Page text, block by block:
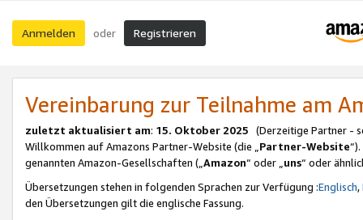
Anmelden oder Registrieren
Vereinbarung zur Teilnahme am
zuletzt aktualisiert am: 15. Oktober 2025 (Derzeitige Partner -
Willkommen auf Amazons Partner-Website (die „Partner-Website
genannten Amazon-Gesellschaften („Amazon“ oder „uns“ oder
Übersetzungen stehen in folgenden Sprachen zur Verfügung :Englisch,
den Übersetzungen gilt die englische Fassung.